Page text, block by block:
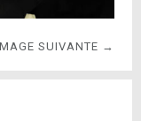
SUIVANTE →